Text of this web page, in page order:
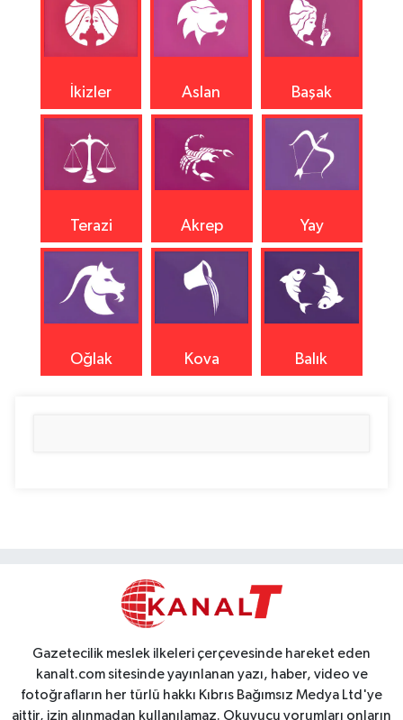
İkizler Aslan Başak
Terazi Akrep Yay
Oğlak Kova Balık
Gazetecilik meslek ilkeleri çerçevesinde hareket eden
kanalt.com sitesinde yayınlanan yazı, haber, video ve
fotoğrafların her türlü hakkı Kıbrıs Bağımsız Medya Ltd'ye
aittir, izin alınmadan kullanılamaz. Okuyucu yorumları onların